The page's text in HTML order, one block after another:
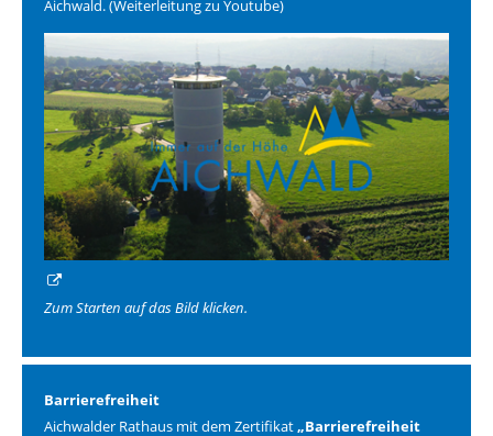
Aichwald. (Weiterleitung zu Youtube)
Zum Starten auf das Bild klicken.
Barrierefreiheit
Aichwalder Rathaus mit dem Zertifikat„Barrierefreiheit